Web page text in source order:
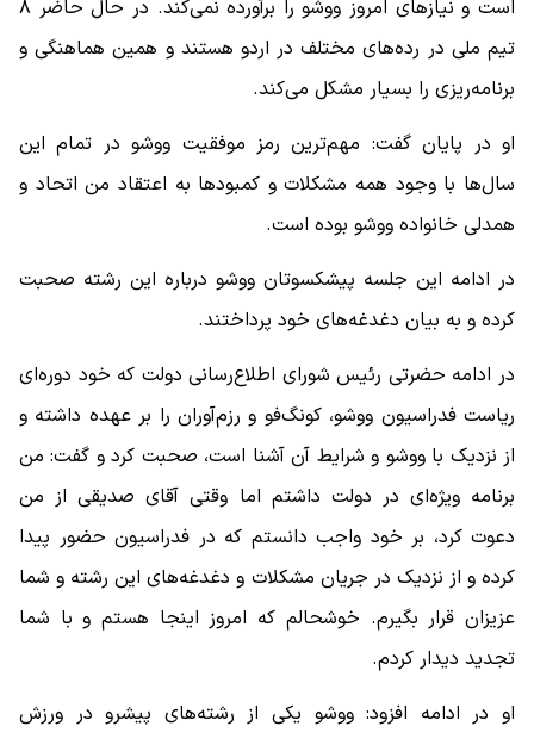
است و نیازهای امروز ووشو را برآورده نمی‌کند. در حال حاضر ۸
تیم ملی در رده‌های مختلف در اردو هستند و همین هماهنگی و
برنامه‌ریزی را بسیار مشکل می‌کند.
او در پایان گفت: مهم‌ترین رمز موفقیت ووشو در تمام این
سال‌ها با وجود همه مشکلات و کمبودها به اعتقاد من اتحاد و
همدلی خانواده ووشو بوده است.
در ادامه این جلسه پیشکسوتان ووشو درباره این رشته صحبت
کرده و به بیان دغدغه‌های خود پرداختند.
در ادامه حضرتی رئیس شورای اطلاع‌رسانی دولت که خود دوره‌ای
ریاست فدراسیون ووشو، کونگ‌فو و رزم‌آوران را بر عهده داشته و
از نزدیک با ووشو و شرایط آن آشنا است، صحبت کرد و گفت: من
برنامه ویژه‌ای در دولت داشتم اما وقتی آقای صدیقی از من
دعوت کرد، بر خود واجب دانستم که در فدراسیون حضور پیدا
کرده و از نزدیک در جریان مشکلات و دغدغه‌های این رشته و شما
عزیزان قرار بگیرم. خوشحالم که امروز اینجا هستم و با شما
تجدید دیدار کردم.
او در ادامه افزود: ووشو یکی از رشته‌های پیشرو در ورزش